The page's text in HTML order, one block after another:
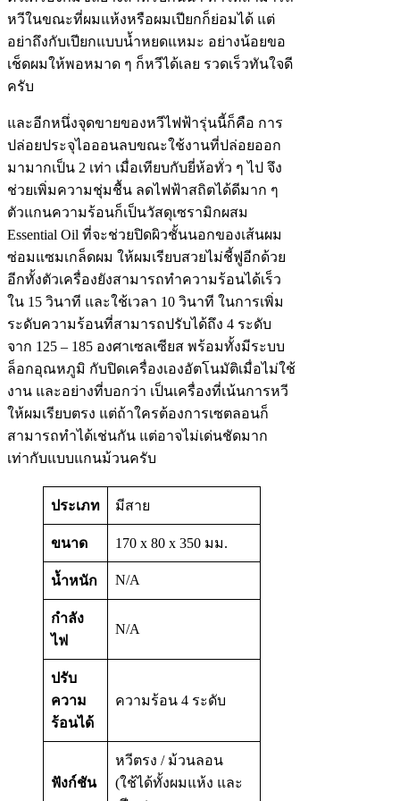
หวีในขณะที่ผมแห้งหรือผมเปียกก็ย่อมได้ แต่
อย่าถึงกับเปียกแบบน้ำหยดแหมะ อย่างน้อยขอ
เช็ดผมให้พอหมาด ๆ ก็หวีได้เลย รวดเร็วทันใจดี
ครับ
และอีกหนึ่งจุดขายของหวีไฟฟ้ารุ่นนี้ก็คือ การ
ปล่อยประจุไอออนลบขณะใช้งานที่ปล่อยออก
มามากเป็น 2 เท่า เมื่อเทียบกับยี่ห้อทั่ว ๆ ไป จึง
ช่วยเพิ่มความชุ่มชื้น ลดไฟฟ้าสถิตได้ดีมาก ๆ
ตัวแกนความร้อนก็เป็นวัสดุเซรามิกผสม
Essential Oil ที่จะช่วยปิดผิวชั้นนอกของเส้นผม
ซ่อมแซมเกล็ดผม ให้ผมเรียบสวยไม่ชี้ฟูอีกด้วย
อีกทั้งตัวเครื่องยังสามารถทำความร้อนได้เร็ว
ใน 15 วินาที และใช้เวลา 10 วินาที ในการเพิ่ม
ระดับความร้อนที่สามารถปรับได้ถึง 4 ระดับ
จาก 125 – 185 องศาเซลเซียส พร้อมทั้งมีระบบ
ล็อกอุณหภูมิ กับปิดเครื่องเองอัตโนมัติเมื่อไม่ใช้
งาน และอย่างที่บอกว่า เป็นเครื่องที่เน้นการหวี
ให้ผมเรียบตรง แต่ถ้าใครต้องการเซตลอนก็
สามารถทำได้เช่นกัน แต่อาจไม่เด่นชัดมาก
เท่ากับแบบแกนม้วนครับ
ประเภท มีสาย
ขนาด 170 x 80 x 350 มม.
น้ำหนัก N/A
กำลัง
ไฟ
N/A
ปรับ
ความ
ร้อนได้
ความร้อน 4 ระดับ
ฟังก์ชัน
หวีตรง / ม้วนลอน
(ใช้ได้ทั้งผมแห้ง และ